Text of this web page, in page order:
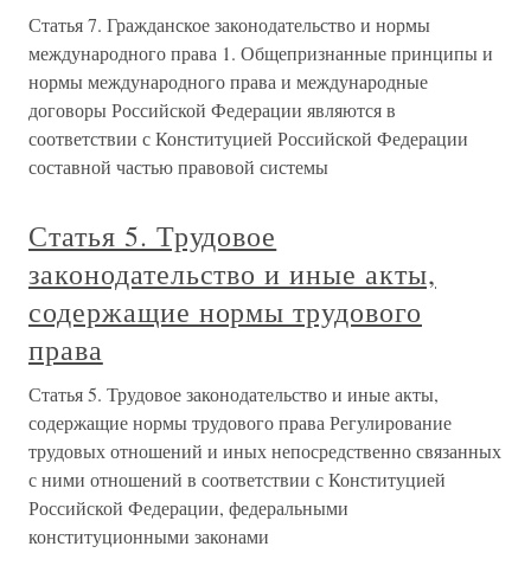
Статья 7. Гражданское законодательство и нормы
международного права 1. Общепризнанные принципы и
нормы международного права и международные
договоры Российской Федерации являются в
соответствии с Конституцией Российской Федерации
составной частью правовой системы
Статья 5. Трудовое
законодательство и иные акты,
содержащие нормы трудового
права
Статья 5. Трудовое законодательство и иные акты,
содержащие нормы трудового права Регулирование
трудовых отношений и иных непосредственно связанных
с ними отношений в соответствии с Конституцией
Российской Федерации, федеральными
конституционными законами